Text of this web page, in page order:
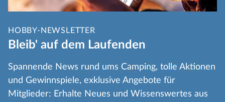
HOBBY-NEWSLETTER
Bleib' auf dem Laufenden
Spannende News rund ums Camping, tolle Aktionen
und Gewinnspiele, exklusive Angebote für
Mitglieder: Erhalte Neues und Wissenswertes aus